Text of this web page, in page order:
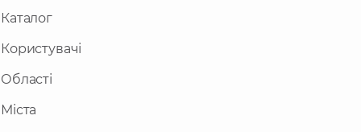
Каталог
Користувачі
Області
Міста